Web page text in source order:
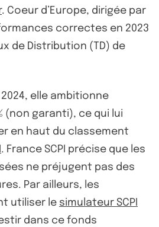
. Coeur d’Europe, dirigée par
correctes en 2023
de Distribution (TD) de
2024, elle ambitionne
(non garanti), ce qui lui
en haut du classement
. France SCPI précise que les
ne préjugent pas des
Par ailleurs, les
utiliser le simulateur SCPI
dans ce fonds